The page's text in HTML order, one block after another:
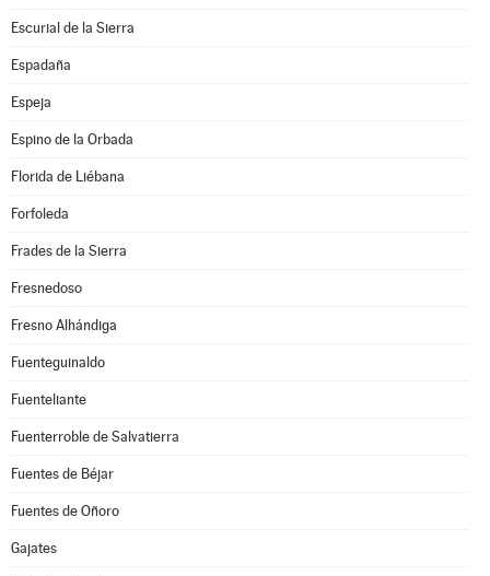
Escurial de la Sierra
Espadaña
Espeja
Espino de la Orbada
Florida de Liébana
Forfoleda
Frades de la Sierra
Fresnedoso
Fresno Alhándiga
Fuenteguinaldo
Fuenteliante
Fuenterroble de Salvatierra
Fuentes de Béjar
Fuentes de Oñoro
Gajates